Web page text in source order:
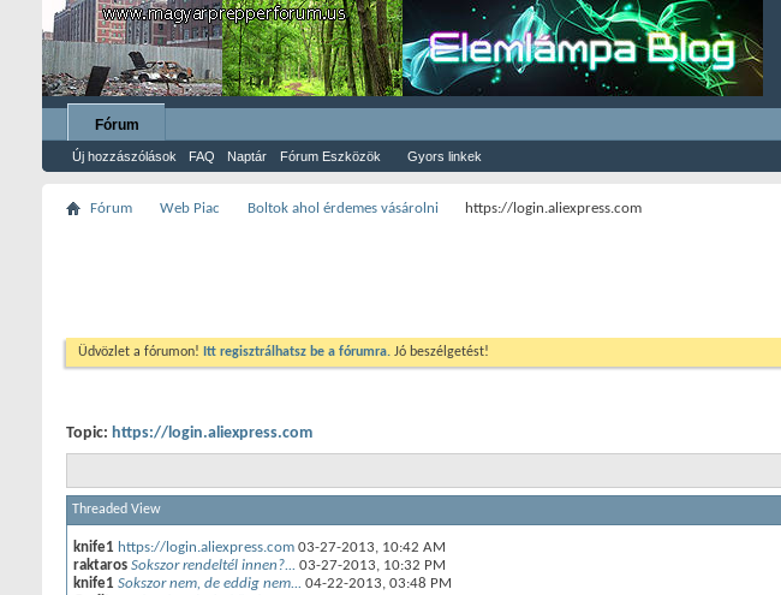
Fórum
Új hozzászólások FAQ Naptár Fórum Eszközök Gyors linkek
Fórum Web Piac Boltok ahol érdemes vásárolni https://login.aliexpress.com
Üdvözlet a fórumon! Itt regisztrálhatsz be a fórumra. Jó beszélgetést!
Topic: https://login.aliexpress.com
Threaded View
knife1 https://login.aliexpress.com 03-27-2013, 10:42 AM
raktaros Sokszor rendeltél innen?... 03-27-2013, 10:32 PM
knife1 Sokszor nem, de eddig nem... 04-22-2013, 03:48 PM